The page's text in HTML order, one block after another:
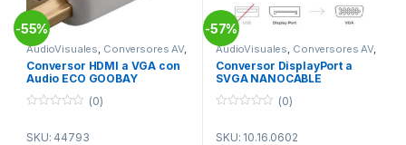
-55%
AudioVisuales, Conversores AV,
Telecomunicacion
Conversor HDMI a VGA con
Audio ECO GOOBAY
u
(0)
SKU: 44793
-57%
AudioVisuales, Conversores AV,
Telecomunicacion
Conversor DisplayPort a
SVGA NANOCABLE
u
(0)
SKU: 10.16.0602